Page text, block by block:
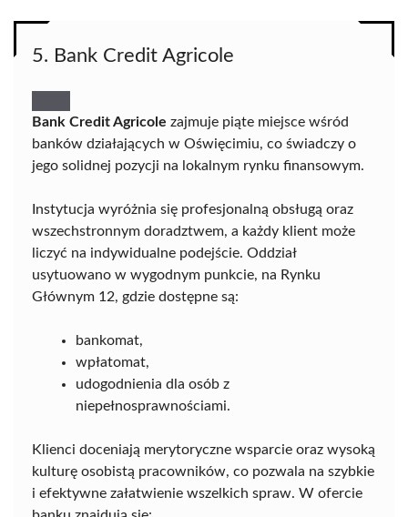
5. Bank Credit Agricole
Bank Credit Agricole zajmuje piąte miejsce wśród
banków działających w Oświęcimiu, co świadczy o
jego solidnej pozycji na lokalnym rynku finansowym.
Instytucja wyróżnia się profesjonalną obsługą oraz
wszechstronnym doradztwem, a każdy klient może
liczyć na indywidualne podejście. Oddział
usytuowano w wygodnym punkcie, na Rynku
Głównym 12, gdzie dostępne są:
bankomat,
wpłatomat,
udogodnienia dla osób z
niepełnosprawnościami.
Klienci doceniają merytoryczne wsparcie oraz wysoką
kulturę osobistą pracowników, co pozwala na szybkie
i efektywne załatwienie wszelkich spraw. W ofercie